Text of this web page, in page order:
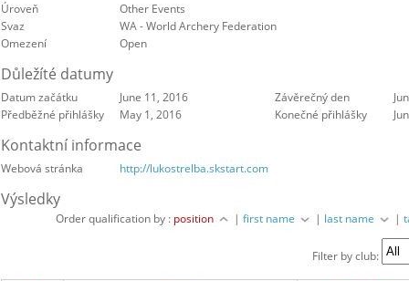
Úroveň
Other Events
Svaz
WA - World Archery Federation
Omezení
Open
Důležíté datumy
Datum začátku June 11, 2016 Závěrečný den
Předběžné přihlášky
May 1, 2016 Konečné přihlášky
Kontaktní informace
Webová stránka http://lukostrelba.skstart.com
Výsledky
Order qualification by : position |first name | last name |
Filter by club: